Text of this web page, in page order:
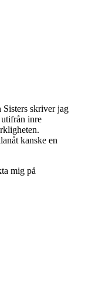
skriver jag
utifrån inre
kanske en
mig på